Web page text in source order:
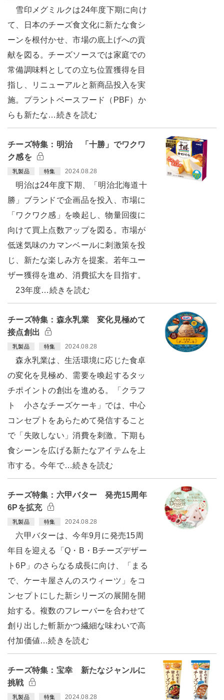
雪印メグミルクは24年度下期に向け
て、日本のチーズ食文化に新たな食シ
ーンを根付かせ、市場の底上げへの貢
献を図る。チーズソースでは家庭での
常備調味料としての立ち位置獲得を目
指し、リニューアルと新商品投入を実
施。プラントベースフード（PBF）か
らも新たな…続きを読む
チーズ特集：明治 「十勝」でワクワ
ク感を
乳製品 特集 2024.08.28
明治は24年度下期、「明治北海道十
勝」ブランドで企画品を投入、市場に
「ワクワク感」を喚起し、物量回復に
向けて買上点数アップを図る。市場が
低迷気味のカマンベールに刺激策を投
じ、新たな楽しみ方を提案。若年ユー
ザー獲得を進め、消費拡大を目指す。
23年度…続きを読む
チーズ特集：森永乳業 変化見極めて
接点創出
乳製品 特集 2024.08.28
森永乳業は、生活環境に応じた食卓
の変化を見極め、需要を喚起するタッ
チポイントの創出を進める。「クラフ
ト 小さなチーズケーキ」では、中心
コンセプトをあらためて発信すること
で「失敗しない」消費を刺激。下期も
食シーンを広げる新たなアイテムを上
市する。今年で…続きを読む
チーズ特集：六甲バター 発売15周年
6Pを拡充
乳製品 特集 2024.08.28
六甲バターは、今年9月に発売15周
年目を迎える「Q・B・Bチーズデザー
ト6P」のさらなる成長に向け、「まる
で、ケーキ屋さんのスウィーツ」をコ
ンセプトにした新シリーズの展開を開
始する。複数のフレーバーを合わせて
創り出した斬新かつ繊細な味わいで高
付加価値…続きを読む
チーズ特集：宝幸 新たなジャンルに
挑戦
乳製品 特集 2024.08.28